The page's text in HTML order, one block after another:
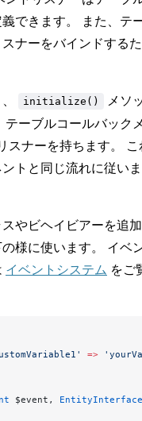
できます。 また、テ
ナーをバインドする
initialize()
メソ
テーブルコールバック
スナーを持ちます。 こ
トと同じ流れに従いま
やビヘイビアーを追
様に使います。 イベ
イベントシステム をご
=>
$event, EntityInterface